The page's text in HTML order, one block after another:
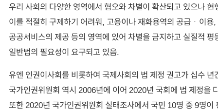
우리 사회의 다양한 영역에서 혐오와 차별이 확산되고 있으나 현
이를 적절히 구제하기 어려워, 고용이나 재화용역의 공급ㆍ이용
공공서비스의 제공 등의 영역에 있어 차별을 금지하고 실질적 평
일반법의 필요성이 요구되고 있음.
유엔 인권이사회를 비롯하여 국제사회의 법 제정 권고가 십수 년
국가인권위원회 역시 2006년에 이어 2020년 국회에 법 제정을
또한 2020년 국가인권위원회 실태조사에서 국민 10명 중 9명이